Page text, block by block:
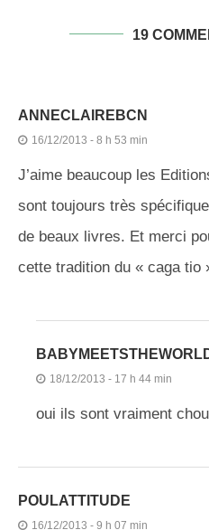
19
ANNECLAIREBCN
16/12/2013 - 8 h 53 min
J’aime beaucoup les
sont toujours très
de beaux livres. Et merci
cette tradition du « caga tio
18/12/2013 - 17 h 44 min
oui ils sont vraiment
POULATTITUDE
16/12/2013 - 9 h 07 min